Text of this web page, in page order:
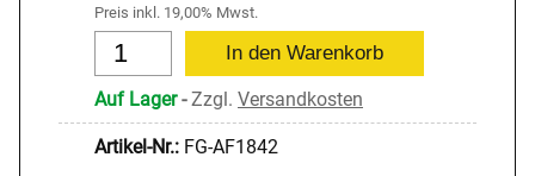
Preis inkl. 19,00% Mwst.
Auf Lager-Zzgl. Versandkosten
Artikel-Nr.: FG-AF1842